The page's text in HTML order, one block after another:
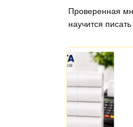
Проверенная
научится